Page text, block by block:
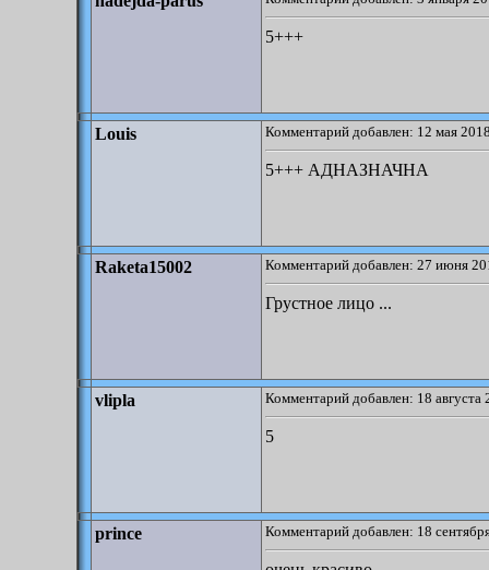
5+++
Louis Комментарий добавлен: 12 мая
5+++ АДНАЗНАЧНА
Raketa15002 Комментарий добавлен: 27 июня
Грустное лицо ...
vlipla Комментарий добавлен: 18 августа
5
prince Комментарий добавлен: 18